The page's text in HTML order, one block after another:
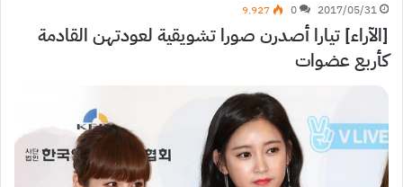
2017/05/31
0 9٬927
[الآراء] تيارا أصدرن صورا تشويقية لعودتهن القادمة
كأربع عضوات